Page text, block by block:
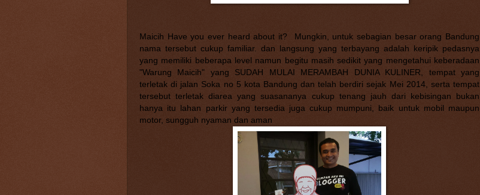
Maicih Have you ever heard about it?
Mungkin, untuk sebagian besar orang Bandung
nama tersebut cukup familiar. dan langsung yang terbayang adalah keripik pedasnya
yang memiliki beberapa level namun begitu masih sedikit yang mengetahui keberadaan
"Warung Maicih" yang SUDAH MULAI MERAMBAH DUNIA KULINER , tempat yang
terletak di jalan Soka no 5 kota Bandung dan telah berdiri sejak Mei 2014, serta tempat
tersebut terletak diarea yang suasananya cukup tenang jauh dari kebisingan bukan
hanya itu lahan parkir yang tersedia juga cukup mumpuni, baik untuk mobil maupun
motor, sungguh nyaman dan aman